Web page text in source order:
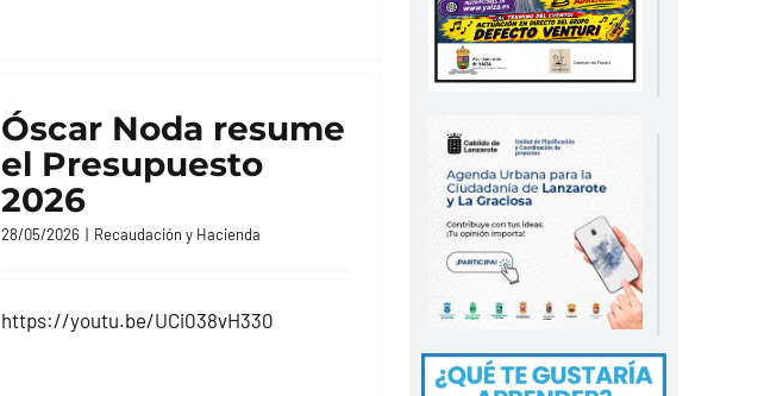
Óscar Noda resume
el Presupuesto
2026
28/05/2026 | Recaudación y Hacienda
https://youtu.be/UCi038vH330